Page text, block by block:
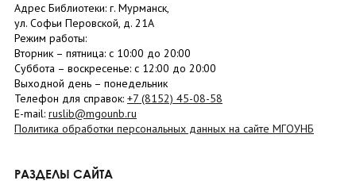
Адрес Библиотеки: г. Мурманск,
ул. Софьи Перовской, д. 21А
Режим работы:
Вторник – пятница: с 10:00 до 20:00
Суббота – воскресенье: c 12:00 до 20:00
Выходной день – понедельник
Телефон для справок: +7 (8152) 45-08-58
E-mail: ruslib@mgounb.ru
Политика обработки персональных данных на сайте МГОУНБ
РАЗДЕЛЫ САЙТА